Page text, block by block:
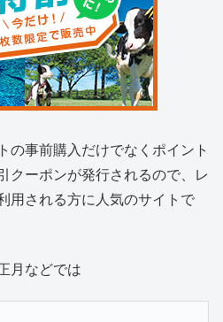
の事前購入だけでなくポイント
クーポンが発行されるので、レ
用される方に人気のサイトで
月などでは